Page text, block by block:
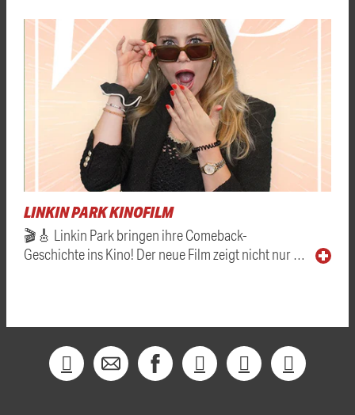
LINKIN PARK KINOFILM
🎬🎸 Linkin Park bringen ihre Comeback-
Geschichte ins Kino! Der neue Film zeigt nicht nur …